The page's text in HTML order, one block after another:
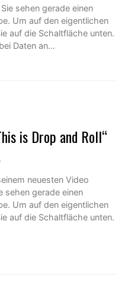
sehen gerade einen
Um auf den eigentlichen
auf die Schaltfläche unten.
Daten an…
is Drop and Roll“
neuesten Video
sehen gerade einen
Um auf den eigentlichen
auf die Schaltfläche unten.